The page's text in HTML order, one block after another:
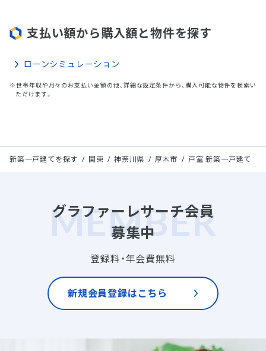
支払い額から購入額と物件を探す
ローンシミュレーション
※世帯年収や月々のお支払い金額の他、詳細な設定条件から、購入可能な物件を検索い
ただけます。
新築一戸建てを探す 関東 神奈川県 厚木市 戸室 新築一戸建て
グラファーレサーチ会員
募集中
登録料・年会費無料
新規会員登録はこちら